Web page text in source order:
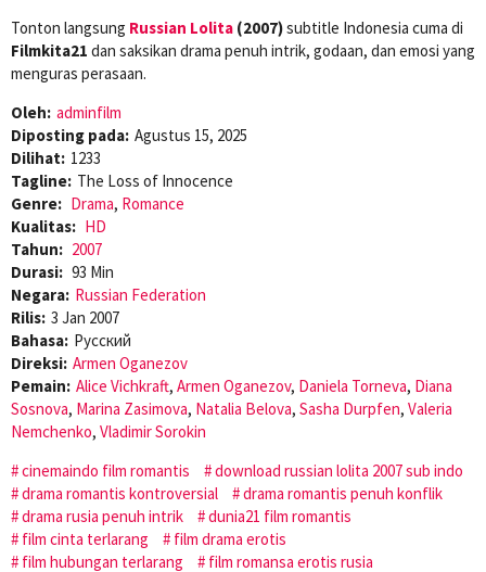
Tonton langsung Russian Lolita (2007)subtitle Indonesia cuma di
Filmkita21 dan saksikan drama penuh intrik, godaan, dan emosi yang
menguras perasaan.
Oleh: adminfilm
Diposting pada: Agustus 15, 2025
Dilihat: 1233
Tagline: The Loss of Innocence
Genre: Drama, Romance
Kualitas: HD
Tahun: 2007
Durasi: 93 Min
Negara: Russian Federation
Rilis: 3 Jan 2007
Bahasa: Pусский
Direksi: Armen Oganezov
Pemain: Alice Vichkraft, Armen Oganezov, Daniela Torneva, Diana
Sosnova, Marina Zasimova, Natalia Belova, Sasha Durpfen, Valeria
Nemchenko, Vladimir Sorokin
cinemaindo film romantis
download russian lolita 2007 sub indo
drama romantis kontroversial
drama romantis penuh konflik
drama rusia penuh intrik
dunia21 film romantis
film cinta terlarang
film drama erotis
film hubungan terlarang
film romansa erotis rusia